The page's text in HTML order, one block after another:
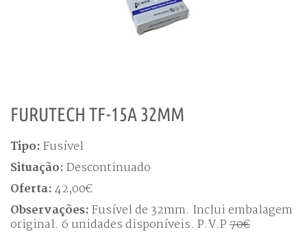
FURUTECH TF-15A 32MM
Tipo: Fusível
Situação: Descontinuado
Oferta: 42,00€
Observações: Fusível de 32mm. Inclui embalagem
original. 6 unidades disponíveis. P.V.P 70€